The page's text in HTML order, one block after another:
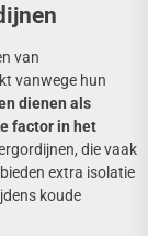
van
vanwege hun
dienen als
factor in het
die vaak
extra isolatie
koude